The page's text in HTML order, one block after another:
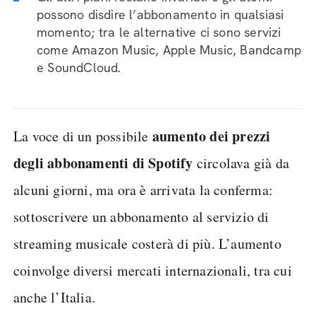
possono disdire l’abbonamento in qualsiasi
momento; tra le alternative ci sono servizi
come Amazon Music, Apple Music, Bandcamp
e SoundCloud.
La voce di un possibile aumento dei prezzi
degli abbonamenti di Spotify circolava già da
alcuni giorni, ma ora è arrivata la conferma:
sottoscrivere un abbonamento al servizio di
streaming musicale costerà di più. L’aumento
coinvolge diversi mercati internazionali, tra cui
anche l’Italia.